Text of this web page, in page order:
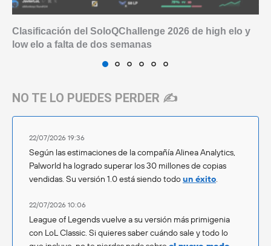
Clasificación del SoloQChallenge 2026 de high elo y
low elo a falta de dos semanas
NO TE LO PUEDES PERDER ✍️
22/07/2026 19:36
Según las estimaciones de la compañía Alinea Analytics,
Palworld ha logrado superar los 30 millones de copias
vendidas. Su versión 1.0 está siendo todoun éxito.
22/07/2026 10:06
League of Legends vuelve a su versión más primigenia
con LoL Classic. Si quieres saber cuándo sale y todo lo